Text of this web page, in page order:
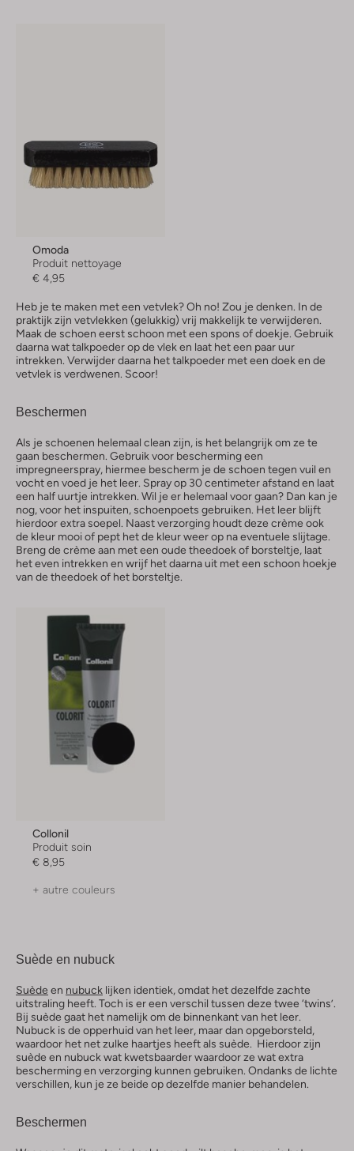
Omoda
Produit nettoyage
€ 4,95
Heb je te maken met een vetvlek? Oh no! Zou je denken. In de
praktijk zijn vetvlekken (gelukkig) vrij makkelijk te verwijderen.
Maak de schoen eerst schoon met een spons of doekje. Gebruik
daarna wat talkpoeder op de vlek en laat het een paar uur
intrekken. Verwijder daarna het talkpoeder met een doek en de
vetvlek is verdwenen. Scoor!
Beschermen
Als je schoenen helemaal clean zijn, is het belangrijk om ze te
gaan beschermen. Gebruik voor bescherming een
impregneerspray, hiermee bescherm je de schoen tegen vuil en
vocht en voed je het leer. Spray op 30 centimeter afstand en laat
een half uurtje intrekken. Wil je er helemaal voor gaan? Dan kan je
nog, voor het inspuiten, schoenpoets gebruiken. Het leer blijft
hierdoor extra soepel. Naast verzorging houdt deze crème ook
de kleur mooi of pept het de kleur weer op na eventuele slijtage.
Breng de crème aan met een oude theedoek of borsteltje, laat
het even intrekken en wrijf het daarna uit met een schoon hoekje
van de theedoek of het borsteltje.
Collonil
Produit soin
€ 8,95
+ autre couleurs
Suède en nubuck
Suède en nubuck lijken identiek, omdat het dezelfde zachte
uitstraling heeft. Toch is er een verschil tussen deze twee ‘twins’.
Bij suède gaat het namelijk om de binnenkant van het leer.
Nubuck is de opperhuid van het leer, maar dan opgeborsteld,
waardoor het net zulke haartjes heeft als suède. Hierdoor zijn
suède en nubuck wat kwetsbaarder waardoor ze wat extra
bescherming en verzorging kunnen gebruiken. Ondanks de lichte
verschillen, kun je ze beide op dezelfde manier behandelen.
Beschermen